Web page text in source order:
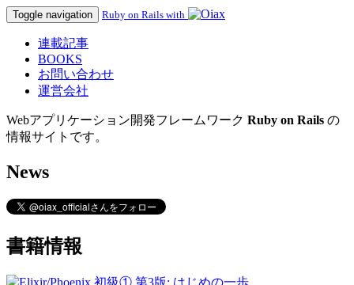
Toggle navigation Ruby on Rails with
連載記事
BOOKS
お問い合わせ
運営会社
Webアプリケーション開発フレームワーク Ruby on Rails の
情報サイトです。
News
書籍情報